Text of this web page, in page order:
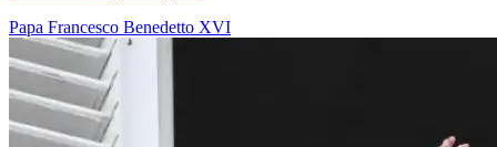
Papa Francesco Benedetto XVI